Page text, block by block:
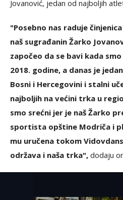
Jovanović, jedan od najboljih
"Posebno nas raduje
naš sugrađanin Žarko
započeo da se bavi kada
2018. godine, a danas je
Bosni i Hercegovini i stalni
najboljih na većini trka u
smo srećni jer je naš Žarko
sportista opštine Modriča i
mu uručena tokom
održava i naša trka", dodaju